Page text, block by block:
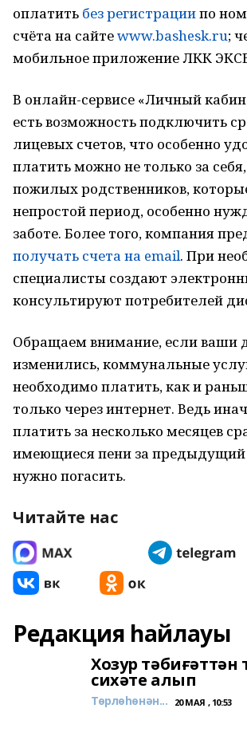
оплатить без регистрациипо
счёта на сайтеwww.bashesk.ru;
мобильное приложение ЛКК
В онлайн-сервисе «Личный
есть возможность подключить
лицевых счетов, что особенно
платить можно не только за
пожилых родственников,
непростой период, особенно
заботе. Более того, компания
получать счета на email. При
специалисты создают
консультируют потребителей
Обращаем внимание, если ваши
изменились, коммунальные
необходимо платить, как и
только через интернет. Ведь
платить за несколько месяцев
имеющиеся пени за предыдущий
нужно погасить.
Читайте нас
Редакция һайлауы
Хозур тәбиғәттән
сихәте алып
Төрлөһөнән... 20 МАЯ , 10:53